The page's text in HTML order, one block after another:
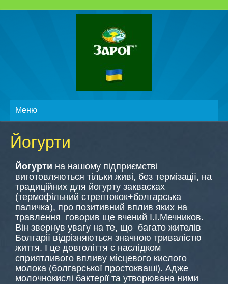
Меню
Йогурти
Йогурти на нашому підприємстві
виготовляються тільки живі, без термізації, на
традиційних для йогурту заквасках
(термофільний стрептокок+болгарська
паличка), про позитивний вплив яких на
травлення говорив ще вчений І.І.Мечников.
Він звернув увагу на те, що багато жителів
Болгарії відрізняються значною тривалістю
життя. І це довголіття є наслідком
сприятливого впливу місцевого кислого
молока (болгарської простокваші). Адже
молочнокислі бактерії та утворювана ними